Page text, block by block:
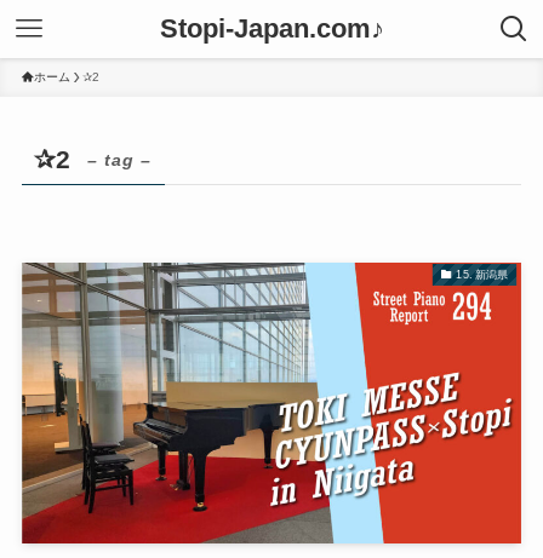
Stopi-Japan.com♪
ホーム ✰2
✰2 – tag –
15. 新潟県